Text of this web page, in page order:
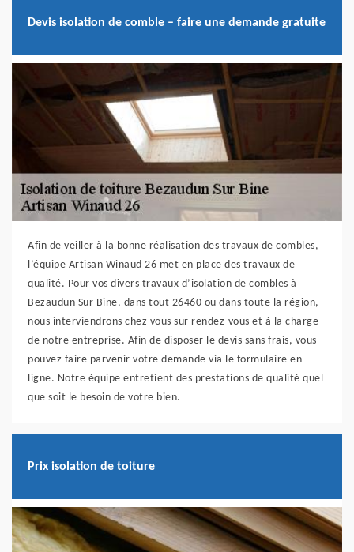
Devis isolation de comble – faire une demande gratuite
Afin de veiller à la bonne réalisation des travaux de combles,
l’équipe Artisan Winaud 26 met en place des travaux de
qualité. Pour vos divers travaux d’isolation de combles à
Bezaudun Sur Bine, dans tout 26460 ou dans toute la région,
nous interviendrons chez vous sur rendez-vous et à la charge
de notre entreprise. Afin de disposer le devis sans frais, vous
pouvez faire parvenir votre demande via le formulaire en
ligne. Notre équipe entretient des prestations de qualité quel
que soit le besoin de votre bien.
Prix isolation de toiture